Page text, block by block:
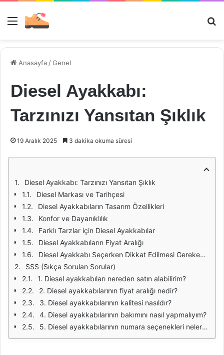
Menü
Anasayfa /Genel
Diesel Ayakkabı:
Tarzınızı Yansıtan Şıklık
19 Aralık 2025 3 dakika okuma süresi
Diesel Ayakkabı: Tarzınızı Yansıtan Şıklık
Diesel Markası ve Tarihçesi
Diesel Ayakkabıların Tasarım Özellikleri
Konfor ve Dayanıklılık
Farklı Tarzlar için Diesel Ayakkabılar
Diesel Ayakkabıların Fiyat Aralığı
Diesel Ayakkabı Seçerken Dikkat Edilmesi Gerekenler
SSS (Sıkça Sorulan Sorular)
1. Diesel ayakkabıları nereden satın alabilirim?
2. Diesel ayakkabılarının fiyat aralığı nedir?
3. Diesel ayakkabılarının kalitesi nasıldır?
4. Diesel ayakkabılarının bakımını nasıl yapmalıyım?
5. Diesel ayakkabılarının numara seçenekleri nelerdir?